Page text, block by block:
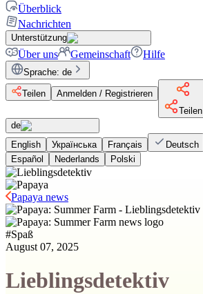
Überblick
Nachrichten
Unterstützung
Über uns Gemeinschaft Hilfe
Sprache: de
Teilen
Anmelden / Registrieren
Teilen
de
English
Українська Français Deutsch
Español
Nederlands Polski
Papaya news
#Spaß
August 07, 2025
Lieblingsdetektiv